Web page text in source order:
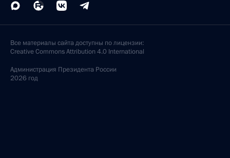
Все материалы сайта доступны по лицензии:
Creative Commons Attribution 4.0 International
Администрация Президента России
2026 год